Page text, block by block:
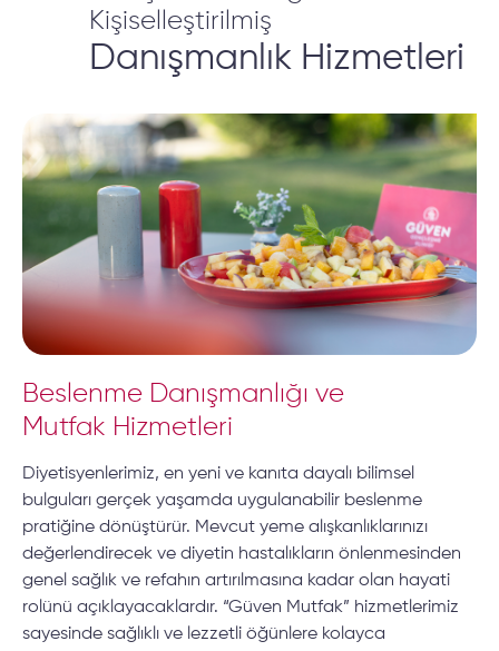
Kişiselleştirilmiş
Danışmanlık Hizmetleri
Beslenme Danışmanlığı ve
Mutfak Hizmetleri
Diyetisyenlerimiz, en yeni ve kanıta dayalı bilimsel
bulguları gerçek yaşamda uygulanabilir beslenme
pratiğine dönüştürür. Mevcut yeme alışkanlıklarınızı
değerlendirecek ve diyetin hastalıkların önlenmesinden
genel sağlık ve refahın artırılmasına kadar olan hayati
rolünü açıklayacaklardır. “Güven Mutfak” hizmetlerimiz
sayesinde sağlıklı ve lezzetli öğünlere kolayca